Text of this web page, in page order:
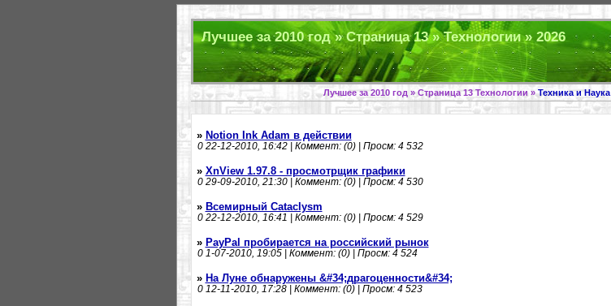
Лучшее за 2010 год » Страница 13 » Технологии » 2026
Лучшее за 2010 год » Страница 13 Технологии »Техника и Наука
» Notion Ink Adam в действии
022-12-2010, 16:42 | Коммент: (0) | Просм: 4 532
» XnView 1.97.8 - просмотрщик графики
029-09-2010, 21:30 | Коммент: (0) | Просм: 4 530
» Всемирный Cataclysm
022-12-2010, 16:41 | Коммент: (0) | Просм: 4 529
» PayPal пробирается на российский рынок
01-07-2010, 19:05 | Коммент: (0) | Просм: 4 524
» На Луне обнаружены &#34;драгоценности&#34;
012-11-2010, 17:28 | Коммент: (0) | Просм: 4 523